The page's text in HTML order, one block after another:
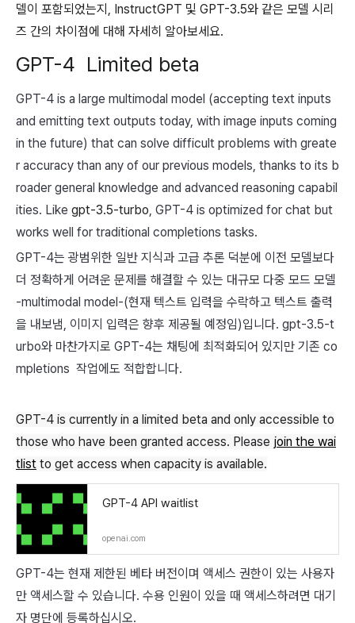
델이 포함되었는지, InstructGPT 및 GPT-3.5와 같은 모델 시리
즈 간의 차이점에 대해 자세히 알아보세요.
GPT-4 Limited beta
GPT-4 is a large multimodal model (accepting text inputs
and emitting text outputs today, with image inputs coming
in the future) that can solve difficult problems with greate
r accuracy than any of our previous models, thanks to its b
roader general knowledge and advanced reasoning capabil
ities. Like gpt-3.5-turbo , GPT-4 is optimized for chat but
works well for traditional completions tasks.
GPT-4는 광범위한 일반 지식과 고급 추론 덕분에 이전 모델보다
더 정확하게 어려운 문제를 해결할 수 있는 대규모 다중 모드 모델
-multimodal model-(현재 텍스트 입력을 수락하고 텍스트 출력
을 내보냄, 이미지 입력은 향후 제공될 예정임)입니다. gpt-3.5-t
urbo와 마찬가지로 GPT-4는 채팅에 최적화되어 있지만 기존 co
mpletions 작업에도 적합합니다.
GPT-4 is currently in a limited beta and only accessible to
those who have been granted access. Please join the wai
tlist to get access when capacity is available.
GPT-4 API waitlist
openai.com
GPT-4는 현재 제한된 베타 버전이며 액세스 권한이 있는 사용자
만 액세스할 수 있습니다. 수용 인원이 있을 때 액세스하려면 대기
자 명단에 등록하십시오.